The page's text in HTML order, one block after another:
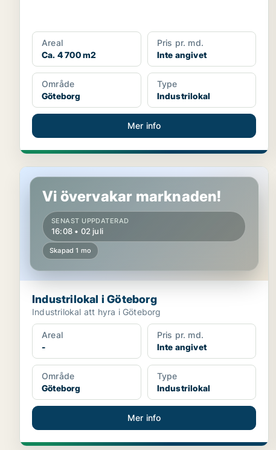
Areal
Ca. 4 700 m2
Pris pr. md.
Inte angivet
Område
Göteborg
Type
Industrilokal
Mer info
Industrilokal i Göteborg
Vi övervakar marknaden!
SENAST UPPDATERAD
16:08 • 02 juli
Skapad 1 mo
Industrilokal i Göteborg
Industrilokal att hyra i Göteborg
Areal
-
Pris pr. md.
Inte angivet
Område
Göteborg
Type
Industrilokal
Mer info